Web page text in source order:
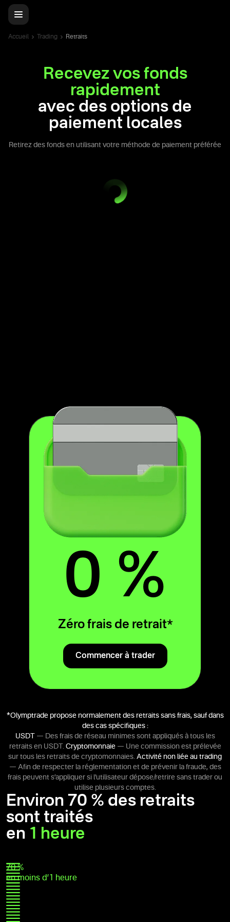
Accueil Trading Retraits
Recevez vos fonds
rapidement
avec des options de
paiement locales
Retirez des fonds en utilisant votre méthode de paiement préférée
0 %
Zéro frais de retrait*
Commencer à trader
*Olymptrade propose normalement des retraits sans frais, sauf dans
des cas spécifiques :
USDT
— Des frais de réseau minimes sont appliqués à tous les
retraits en USDT. Cryptomonnaie— Une commission est prélevée
sur tous les retraits de cryptomonnaies. Activité non liée au trading
— Afin de respecter la réglementation et de prévenir la fraude, des
frais peuvent s’appliquer si l’utilisateur dépose/retrire sans trader ou
utilise plusieurs comptes.
Environ 70 % des retraits
sont traités
en 1 heure
70 %
en moins d’1 heure